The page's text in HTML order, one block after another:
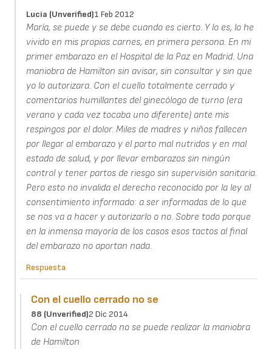
Lucia (unverified)1 Feb 2012
María, se puede y se debe cuando es cierto. Y lo es, lo he
vivido en mis propias carnes, en primera persona. En mi
primer embarazo en el Hospital de la Paz en Madrid. Una
maniobra de Hamilton sin avisar, sin consultar y sin que
yo lo autorizara. Con el cuello totalmente cerrado y
comentarios humillantes del ginecólogo de turno (era
verano y cada vez tocaba uno diferente) ante mis
respingos por el dolor. Miles de madres y niños fallecen
por llegar al embarazo y el parto mal nutridos y en mal
estado de salud, y por llevar embarazos sin ningún
control y tener partos de riesgo sin supervisión sanitaria.
Pero esto no invalida el derecho reconocido por la ley al
consentimiento informado: a ser informadas de lo que
se nos va a hacer y autorizarlo o no. Sobre todo porque
en la inmensa mayoría de los casos esos tactos al final
del embarazo no aportan nada.
Respuesta
Con el cuello cerrado no se
88 (unverified)2 Dic 2014
Con el cuello cerrado no se puede realizar la maniobra
de Hamilton